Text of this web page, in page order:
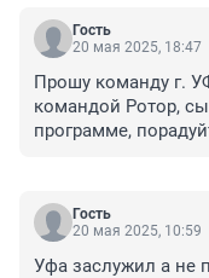
Гость
20 мая 2025, 18:47
Прошу команду г.
командой Ротор,
программе,
ваше состояние,
надежды на то, что
минимум останется
Гость
20 мая 2025, 10:59
Уфа заслужил а не